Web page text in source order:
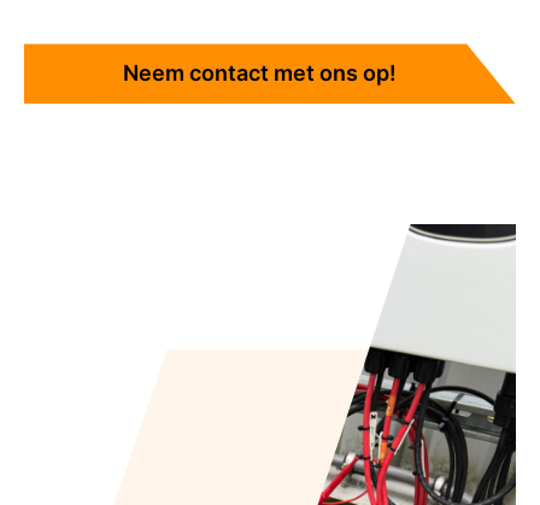
Neem contact met ons op!